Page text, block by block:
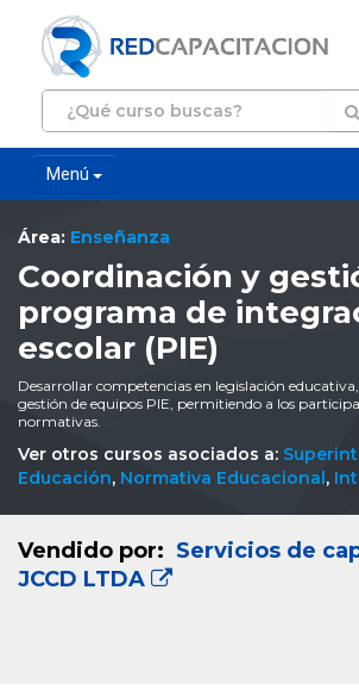
Menú
Área: Enseñanza
Coordinación y
programa de
escolar (PIE)
Desarrollar competencias en legislación
gestión de equipos PIE, permitiendo a los
normativas.
Ver otros cursos asociados a:
Educación, Normativa Educacional,
Vendido por: Servicios de
JCCD LTDA